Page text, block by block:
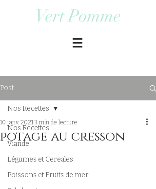
Vert Pomme
Post
Nos Recettes
Viande
Légumes et Cereales
Poissons et Fruits de mer
Nos Recettes
potage au cresson
10 janv. 2021 3 min de lecture